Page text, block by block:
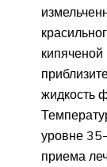
жидкость
уровне
приема